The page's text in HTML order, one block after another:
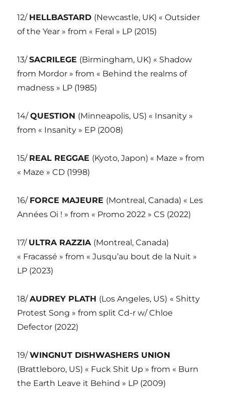
12/ HELLBASTARD (Newcastle, UK) « Outsider
of the Year » from « Feral » LP (2015)
13/SACRILEGE (Birmingham, UK) « Shadow
from Mordor » from « Behind the realms of
madness » LP (1985)
14/QUESTION (Minneapolis, US) « Insanity »
from « Insanity » EP (2008)
15/ REAL REGGAE (Kyoto, Japon) « Maze » from
« Maze » CD (1998)
16/ FORCE MAJEURE (Montreal, Canada) « Les
Années Oi ! » from « Promo 2022 » CS (2022)
17/ ULTRA RAZZIA (Montreal, Canada)
« Fracassé » from « Jusqu’au bout de la Nuit »
LP (2023)
18/AUDREY PLATH (Los Angeles, US) « Shitty
Protest Song » from split Cd-r w/ Chloe
Defector (2022)
19/WINGNUT DISHWASHERS UNION
(Brattleboro, US) « Fuck Shit Up » from « Burn
the Earth Leave it Behind » LP (2009)